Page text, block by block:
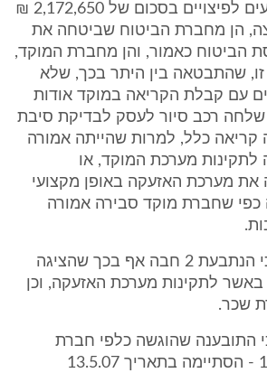
לפיכך, עתרו התובעים לפיצויים בסכום של 2,172,650 ₪
הן מחברת הביטוח שביטחה את
הביטוח כאמור, והן מחברת המוקד,
שהתבטאה בין היתר בכך, שלא
עם קבלת הקריאה במוקד אודות
שלחה רכב סיור לעסק לבדיקת סיבת
קריאה כלל, למרות שהייתה אמורה
לתקינות מערכת המוקד, או
את מערכת האזעקה באופן מקצועי
כפי שחברת מוקד סבירה אמורה
התובעים הדגישו, כי הנתבעת 2 חבה אף בכך שהציגה
לתקינות מערכת האזעקה, וכן
שכר.
התובענה שהוגשה כלפי חברת
הביטוח- הנתבעת 1 - הסתיימה בתאריך 13.5.07